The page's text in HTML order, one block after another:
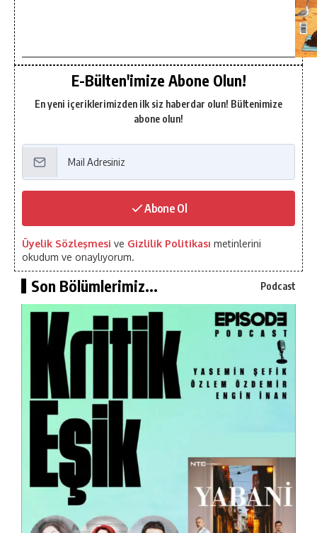
E-Bülten'imize Abone Olun!
En yeni içeriklerimizden ilk siz haberdar olun! Bültenimize
abone olun!
Abone Ol
Üyelik Sözleşmesi ve Gizlilik Politikası metinlerini
okudum ve onaylıyorum.
Son Bölümlerimiz... Podcast